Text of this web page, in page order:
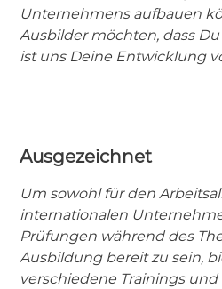
Unternehmens aufbauen
Ausbilder möchten, dass
ist uns Deine Entwicklung
Ausgezeichnet
Um sowohl für den
internationalen
Prüfungen während des
Ausbildung bereit zu sein,
verschiedene Trainings und